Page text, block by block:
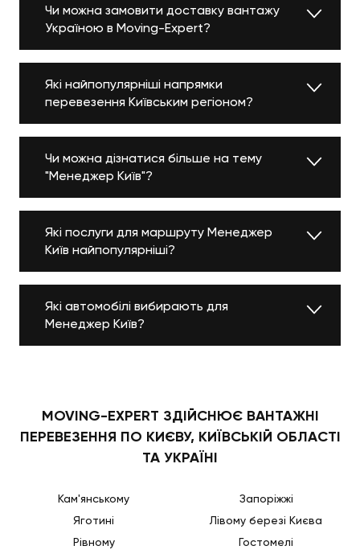
Чи можна замовити доставку вантажу
Україною в Moving-Expert?
Які найпопулярніші напрямки
перевезення Київським регіоном?
Чи можна дізнатися більше на тему
"Менеджер Київ"?
Які послуги для маршруту Менеджер
Київ найпопулярніші?
Які автомобілі вибирають для
Менеджер Київ?
MOVING-EXPERT ЗДІЙСНЮЄ ВАНТАЖНІ
ПЕРЕВЕЗЕННЯ ПО КИЄВУ, КИЇВСЬКІЙ ОБЛАСТІ
ТА УКРАЇНІ
Кам'янському
Яготині
Рівному
Запоріжжі
Лівому березі Києва
Гостомелі